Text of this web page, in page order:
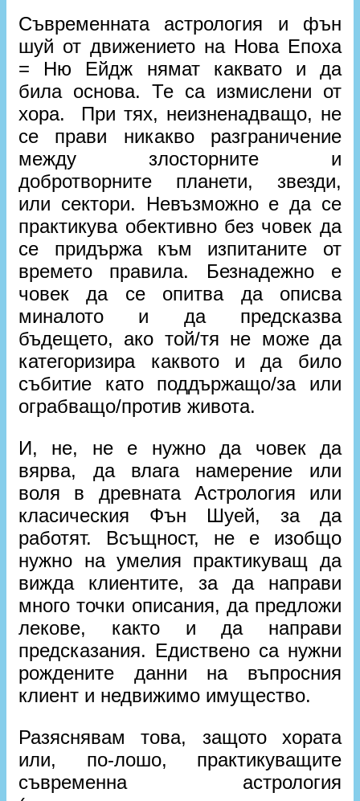
Съвременната астрология и фън
шуй от движението на Нова Епоха
= Ню Ейдж нямат каквато и да
била основа. Те са измислени от
хора. При тях, неизненадващо, не
се прави никакво разграничение
между злосторните и
добротворните планети, звезди,
или сектори. Невъзможно е да се
практикува обективно без човек да
се придържа към изпитаните от
времето правила. Безнадежно е
човек да се опитва да описва
миналото и да предсказва
бъдещето, ако той/тя не може да
категоризира каквото и да било
събитие като поддържащо/за или
ограбващо/против живота.
И, не, не е нужно да човек да
вярва, да влага намерение или
воля в древната Астрология или
класическия Фън Шуей, за да
работят. Всъщност, не е изобщо
нужно на умелия практикуващ да
вижда клиентите, за да направи
много точки описания, да предложи
лекове, както и да направи
предсказания. Едиствено са нужни
рождените данни на въпросния
клиент и недвижимо имущество.
Разяснявам това, защото хората
или, по-лошо, практикуващите
съвременна астрология